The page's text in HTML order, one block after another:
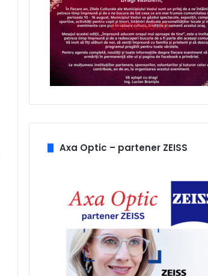
Axa Optic – partener ZEISS